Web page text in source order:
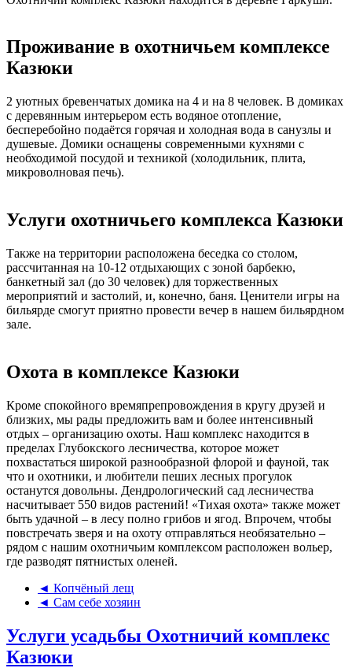
Проживание в охотничьем комплексе
Казюки
2 уютных бревенчатых домика на 4 и на 8 человек. В домиках
с деревянным интерьером есть водяное отопление,
бесперебойно подаётся горячая и холодная вода в санузлы и
душевые. Домики оснащены современными кухнями с
необходимой посудой и техникой (холодильник, плита,
микроволновая печь).
Услуги охотничьего комплекса Казюки
Также на территории расположена беседка со столом,
рассчитанная на 10-12 отдыхающих с зоной барбекю,
банкетный зал (до 30 человек) для торжественных
мероприятий и застолий, и, конечно, баня. Ценители игры на
бильярде смогут приятно провести вечер в нашем бильярдном
зале.
Охота в комплексе Казюки
Кроме спокойного времяпрепровождения в кругу друзей и
близких, мы рады предложить вам и более интенсивный
отдых – организацию охоты. Наш комплекс находится в
пределах Глубокского лесничества, которое может
похвастаться широкой разнообразной флорой и фауной, так
что и охотники, и любители пеших лесных прогулок
останутся довольны. Дендрологический сад лесничества
насчитывает 550 видов растений! «Тихая охота» также может
быть удачной – в лесу полно грибов и ягод. Впрочем, чтобы
повстречать зверя и на охоту отправляться необязательно –
рядом с нашим охотничьим комплексом расположен вольер,
где разводят пятнистых оленей.
◄ Копчёный лещ
◄ Сам себе хозяин
Услуги усадьбы Охотничий комплекс
Казюки